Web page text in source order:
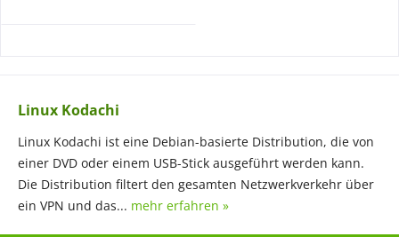
Linux Kodachi
Linux Kodachi ist eine Debian-basierte Distribution, die von
einer DVD oder einem USB-Stick ausgeführt werden kann.
Die Distribution filtert den gesamten Netzwerkverkehr über
ein VPN und das... mehr erfahren »